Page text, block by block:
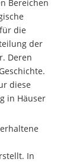
Bereichen
die
der
Deren
diese
in Häuser
In